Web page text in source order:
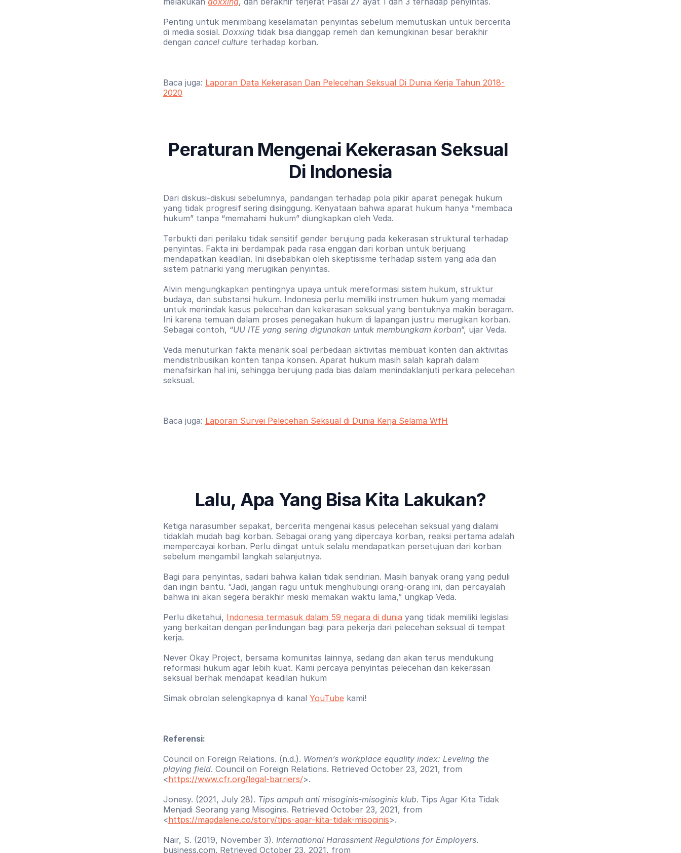
Penting untuk menimbang keselamatan penyintas sebelum memutuskan untuk bercerita
di media sosial. Doxxing tidak bisa dianggap remeh dan kemungkinan besar berakhir
dengan cancel culture terhadap korban.
Baca juga: Laporan Data Kekerasan Dan Pelecehan Seksual Di Dunia Kerja Tahun 2018-
2020
Peraturan Mengenai Kekerasan Seksual
Di Indonesia
Dari diskusi-diskusi sebelumnya, pandangan terhadap pola pikir aparat penegak hukum
yang tidak progresif sering disinggung. Kenyataan bahwa aparat hukum hanya “membaca
hukum” tanpa “memahami hukum” diungkapkan oleh Veda.
Terbukti dari perilaku tidak sensitif gender berujung pada kekerasan struktural terhadap
penyintas. Fakta ini berdampak pada rasa enggan dari korban untuk berjuang
mendapatkan keadilan. Ini disebabkan oleh skeptisisme terhadap sistem yang ada dan
sistem patriarki yang merugikan penyintas.
Alvin mengungkapkan pentingnya upaya untuk mereformasi sistem hukum, struktur
budaya, dan substansi hukum. Indonesia perlu memiliki instrumen hukum yang memadai
untuk menindak kasus pelecehan dan kekerasan seksual yang bentuknya makin beragam.
Ini karena temuan dalam proses penegakan hukum di lapangan justru merugikan korban.
Sebagai contoh, “UU ITE yang sering digunakan untuk membungkam korban”, ujar Veda.
Veda menuturkan fakta menarik soal perbedaan aktivitas membuat konten dan aktivitas
mendistribusikan konten tanpa konsen. Aparat hukum masih salah kaprah dalam
menafsirkan hal ini, sehingga berujung pada bias dalam menindaklanjuti perkara pelecehan
seksual.
Baca juga: Laporan Survei Pelecehan Seksual di Dunia Kerja Selama WfH
Lalu, Apa Yang Bisa Kita Lakukan?
Ketiga narasumber sepakat, bercerita mengenai kasus pelecehan seksual yang dialami
tidaklah mudah bagi korban. Sebagai orang yang dipercaya korban, reaksi pertama adalah
mempercayai korban. Perlu diingat untuk selalu mendapatkan persetujuan dari korban
sebelum mengambil langkah selanjutnya.
Bagi para penyintas, sadari bahwa kalian tidak sendirian. Masih banyak orang yang peduli
dan ingin bantu. “Jadi, jangan ragu untuk menghubungi orang-orang ini, dan percayalah
bahwa ini akan segera berakhir meski memakan waktu lama,” ungkap Veda.
Perlu diketahui, Indonesia termasuk dalam 59 negara di dunia yang tidak memiliki legislasi
yang berkaitan dengan perlindungan bagi para pekerja dari pelecehan seksual di tempat
kerja.
Never Okay Project, bersama komunitas lainnya, sedang dan akan terus mendukung
reformasi hukum agar lebih kuat. Kami percaya penyintas pelecehan dan kekerasan
seksual berhak mendapat keadilan hukum
Simak obrolan selengkapnya di kanal YouTube kami!
Referensi:
Council on Foreign Relations. (n.d.). Women’s workplace equality index: Leveling the
playing field. Council on Foreign Relations. Retrieved October 23, 2021, from
<https://www.cfr.org/legal-barriers/>.
Jonesy. (2021, July 28). Tips ampuh anti misoginis-misoginis klub. Tips Agar Kita Tidak
Menjadi Seorang yang Misoginis. Retrieved October 23, 2021, from
<https://magdalene.co/story/tips-agar-kita-tidak-misoginis>.
Nair, S. (2019, November 3). International Harassment Regulations for Employers.
business.com. Retrieved October 23, 2021, from